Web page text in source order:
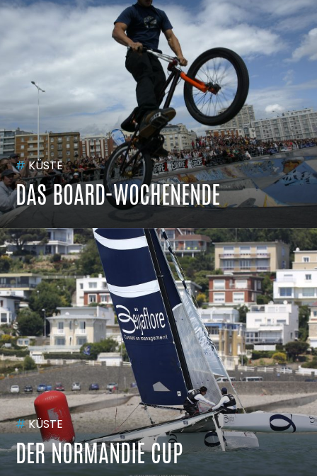
#KÜSTE
DAS BOARD-WOCHENENDE
#KÜSTE
DER NORMANDIE CUP